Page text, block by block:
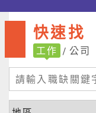
快速找
工作 公司